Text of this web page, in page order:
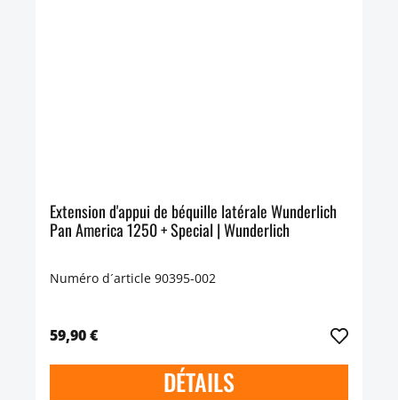
Extension d'appui de béquille latérale Wunderlich
Pan America 1250 + Special | Wunderlich
Numéro d´article 90395-002
59,90 €
DÉTAILS